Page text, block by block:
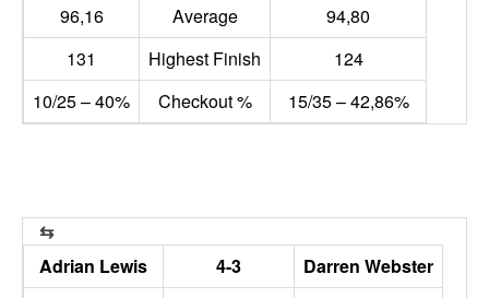
96,16
Average
94,80
131
Highest Finish
124
10/25 – 40%
Checkout % 15/35 – 42,86%
Adrian Lewis 4-3
Darren Webster